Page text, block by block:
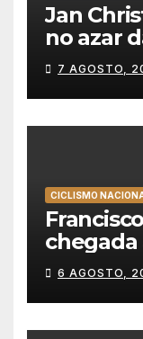
Jan
no azar
Emirates
Polónia
7 AGOSTO,
CICLISMO
chegada
veste de
Portugal
6 AGOSTO,